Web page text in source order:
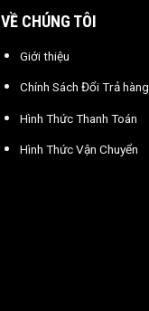
VỀ CHÚNG TÔI
Giới thiệu
Chính Sách Đổi Trả hàng
Hình Thức Thanh Toán
Hình Thức Vận Chuyển